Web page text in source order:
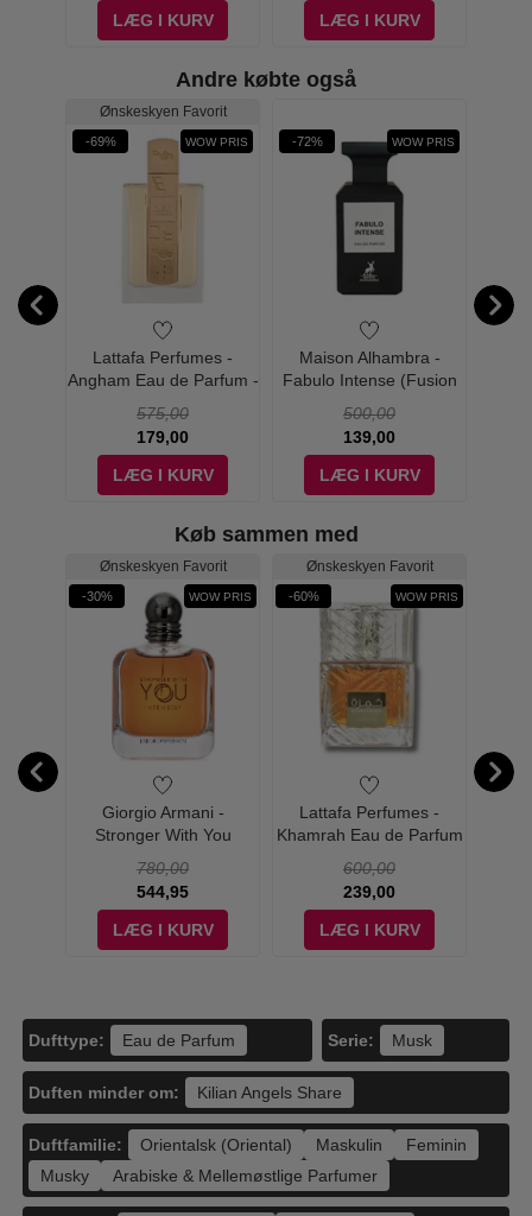
LÆG I KURV LÆG I KURV
Andre købte også
Ønskeskyen Favorit
-69% WOW PRIS
Lattafa Perfumes -
Angham Eau de Parfum -
575,00
179,00
LÆG I KURV
-72% WOW PRIS
Maison Alhambra -
Fabulo Intense (Fusion
80 ml
500,00
139,00
LÆG I KURV
Køb sammen med
Ønskeskyen Favorit
-30% WOW PRIS
Giorgio Armani -
Stronger With You
- Edp
780,00
544,95
LÆG I KURV
Ønskeskyen Favorit
-60% WOW PRIS
Lattafa Perfumes -
Khamrah Eau de Parfum
600,00
239,00
LÆG I KURV
Dufttype: Eau de Parfum Serie: Musk
Duftfamilie: Orientalsk (Oriental) Maskulin
Feminin
Musky
Arabiske & Mellemøstlige Parfumer
Duften minder om: Kilian Angels Share